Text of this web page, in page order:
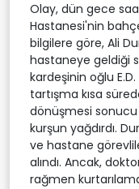
Olay, dün gece
Hastanesi'nin
bilgilere göre, Ali
hastaneye geldiği
kardeşinin oğlu E.D.
tartışma kısa
dönüşmesi sonucu
kurşun yağdırdı.
ve hastane
alındı. Ancak,
rağmen